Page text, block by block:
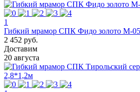
1
Гибкий мрамор СПК Фидо золото M-
2 452 руб.
Доставим
20 августа